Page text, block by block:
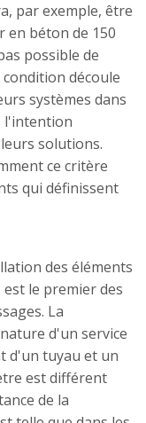
par exemple, être
en béton de 150
possible de
découle
systèmes dans
l'intention
solutions.
ce critère
qui définissent
des éléments
le premier des
La
d'un service
d'un tuyau et un
est différent
de la